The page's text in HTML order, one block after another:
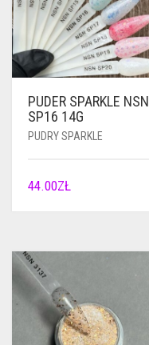
PUDER SPARKLE NSN
SP16 14G
PUDRY SPARKLE
44.00ZŁ